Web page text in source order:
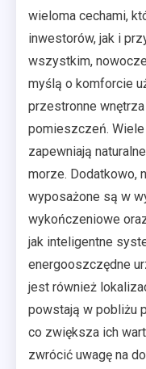
wieloma cechami,
inwestorów, jak i
wszystkim,
myślą o komforcie
przestronne
pomieszczeń.
zapewniają
morze. Dodatkowo,
wyposażone są w
wykończeniowe
jak inteligentne
energooszczędne
jest również
powstają w pobliżu
co zwiększa ich
zwrócić uwagę na